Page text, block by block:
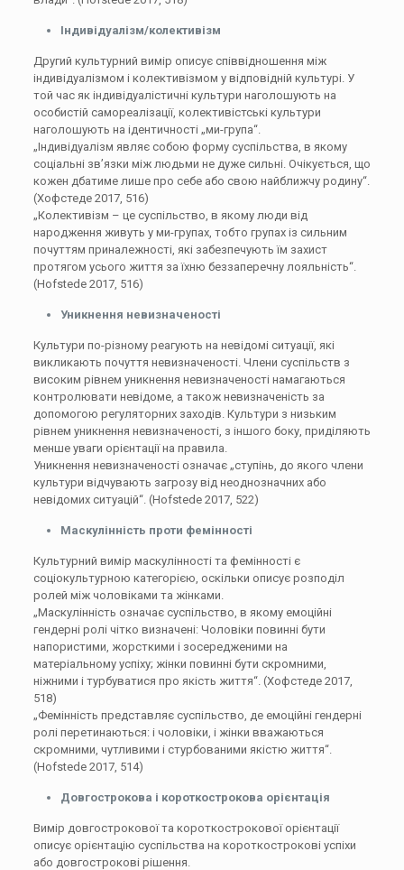
Індивідуалізм/колективізм
Другий культурний вимір описує співвідношення між
індивідуалізмом і колективізмом у відповідній культурі. У
той час як індивідуалістичні культури наголошують на
особистій самореалізації, колективістські культури
наголошують на ідентичності „ми-група“.
„Індивідуалізм являє собою форму суспільства, в якому
соціальні зв’язки між людьми не дуже сильні. Очікується, що
кожен дбатиме лише про себе або свою найближчу родину“.
(Хофстеде 2017, 516)
„Колективізм – це суспільство, в якому люди від
народження живуть у ми-групах, тобто групах із сильним
почуттям приналежності, які забезпечують їм захист
протягом усього життя за їхню беззаперечну лояльність“.
(Hofstede 2017, 516)
Уникнення невизначеності
Культури по-різному реагують на невідомі ситуації, які
викликають почуття невизначеності. Члени суспільств з
високим рівнем уникнення невизначеності намагаються
контролювати невідоме, а також невизначеність за
допомогою регуляторних заходів. Культури з низьким
рівнем уникнення невизначеності, з іншого боку, приділяють
менше уваги орієнтації на правила.
Уникнення невизначеності означає „ступінь, до якого члени
культури відчувають загрозу від неоднозначних або
невідомих ситуацій“. (Hofstede 2017, 522)
Маскулінність проти фемінності
Культурний вимір маскулінності та фемінності є
соціокультурною категорією, оскільки описує розподіл
ролей між чоловіками та жінками.
„Маскулінність означає суспільство, в якому емоційні
гендерні ролі чітко визначені: Чоловіки повинні бути
напористими, жорсткими і зосередженими на
матеріальному успіху; жінки повинні бути скромними,
ніжними і турбуватися про якість життя“. (Хофстеде 2017,
518)
„Фемінність представляє суспільство, де емоційні гендерні
ролі перетинаються: і чоловіки, і жінки вважаються
скромними, чутливими і стурбованими якістю життя“.
(Hofstede 2017, 514)
Довгострокова і короткострокова орієнтація
Вимір довгострокової та короткострокової орієнтації
описує орієнтацію суспільства на короткострокові успіхи
або довгострокові рішення.